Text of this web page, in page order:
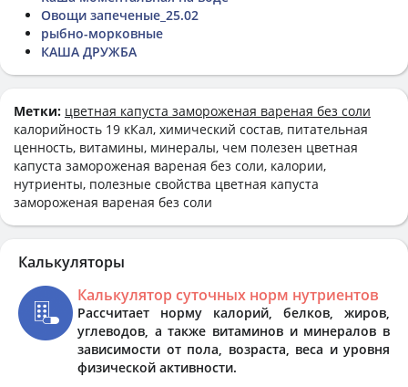
Овощи запеченые_25.02
рыбно-морковные
КАША ДРУЖБА
Метки: цветная капуста замороженая вареная без соли
калорийность 19 кКал, химический состав, питательная
ценность, витамины, минералы, чем полезен цветная
капуста замороженая вареная без соли, калории,
нутриенты, полезные свойства цветная капуста
замороженая вареная без соли
Калькуляторы
Калькулятор суточных норм нутриентов
Рассчитает норму калорий, белков, жиров,
углеводов, а также витаминов и минералов в
зависимости от пола, возраста, веса и уровня
физической активности.